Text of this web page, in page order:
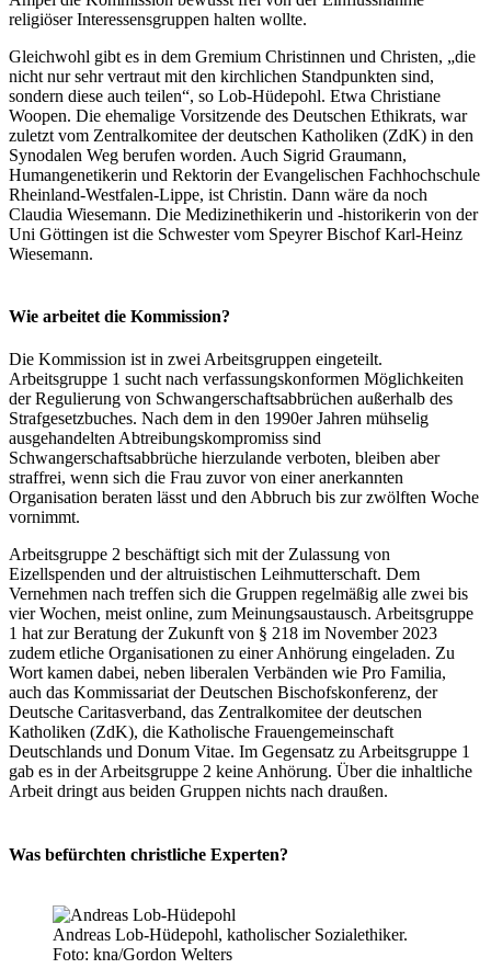
religiöser Interessensgruppen halten wollte.
Gleichwohl gibt es in dem Gremium Christinnen und Christen, „die
nicht nur sehr vertraut mit den kirchlichen Standpunkten sind,
sondern diese auch teilen“, so Lob-Hüdepohl. Etwa Christiane
Woopen. Die ehemalige Vorsitzende des Deutschen Ethikrats, war
zuletzt vom Zentralkomitee der deutschen Katholiken (ZdK) in den
Synodalen Weg berufen worden. Auch Sigrid Graumann,
Humangenetikerin und Rektorin der Evangelischen Fachhochschule
Rheinland-Westfalen-Lippe, ist Christin. Dann wäre da noch
Claudia Wiesemann. Die Medizinethikerin und -historikerin von der
Uni Göttingen ist die Schwester vom Speyrer Bischof Karl-Heinz
Wiesemann.
Wie arbeitet die Kommission?
Die Kommission ist in zwei Arbeitsgruppen eingeteilt.
Arbeitsgruppe 1 sucht nach verfassungskonformen Möglichkeiten
der Regulierung von Schwangerschaftsabbrüchen außerhalb des
Strafgesetzbuches. Nach dem in den 1990er Jahren mühselig
ausgehandelten Abtreibungskompromiss sind
Schwangerschaftsabbrüche hierzulande verboten, bleiben aber
straffrei, wenn sich die Frau zuvor von einer anerkannten
Organisation beraten lässt und den Abbruch bis zur zwölften Woche
vornimmt.
Arbeitsgruppe 2 beschäftigt sich mit der Zulassung von
Eizellspenden und der altruistischen Leihmutterschaft. Dem
Vernehmen nach treffen sich die Gruppen regelmäßig alle zwei bis
vier Wochen, meist online, zum Meinungsaustausch. Arbeitsgruppe
1 hat zur Beratung der Zukunft von § 218 im November 2023
zudem etliche Organisationen zu einer Anhörung eingeladen. Zu
Wort kamen dabei, neben liberalen Verbänden wie Pro Familia,
auch das Kommissariat der Deutschen Bischofskonferenz, der
Deutsche Caritasverband, das Zentralkomitee der deutschen
Katholiken (ZdK), die Katholische Frauengemeinschaft
Deutschlands und Donum Vitae. Im Gegensatz zu Arbeitsgruppe 1
gab es in der Arbeitsgruppe 2 keine Anhörung. Über die inhaltliche
Arbeit dringt aus beiden Gruppen nichts nach draußen.
Was befürchten christliche Experten?
Andreas Lob-Hüdepohl, katholischer Sozialethiker.
Foto: kna/Gordon Welters